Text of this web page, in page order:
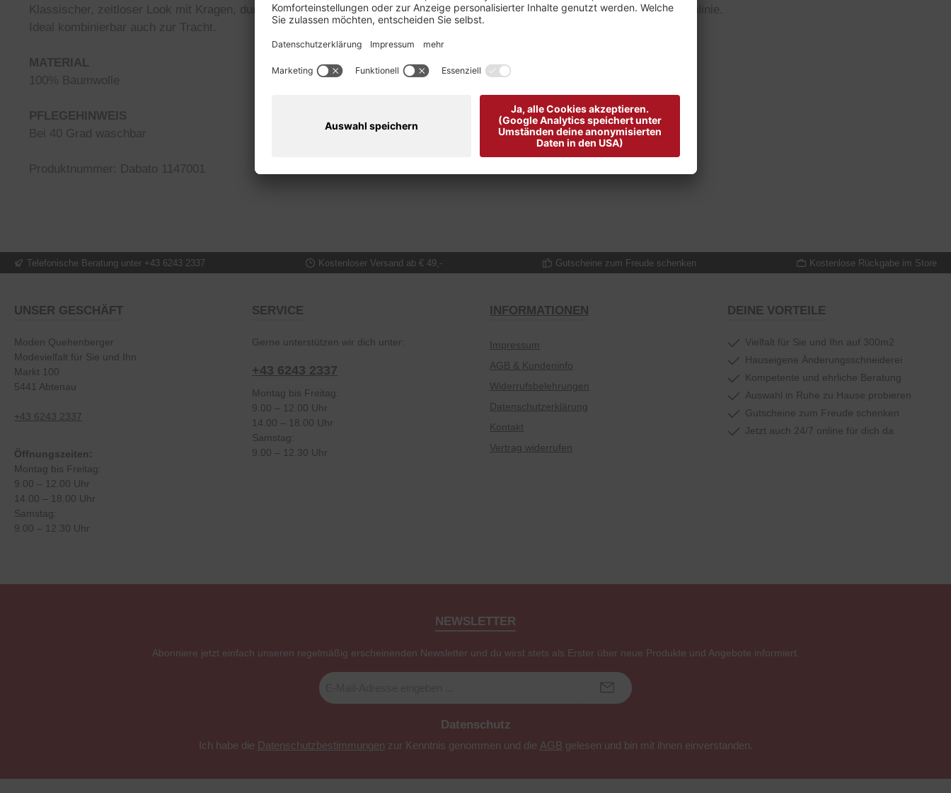
Klassischer, zeitloser Look mit Kragen, durchgehender Knopfleiste, Rückenabnähern und einer markant geschwungenen Saumlinie.
Ideal kombinierbar auch zur Tracht.
MATERIAL
100% Baumwolle
PFLEGEHINWEIS
Bei 40 Grad waschbar
Produktnummer: Dabato 1147001
Telefonische Beratung unter +43 6243 2337 Kostenloser Versand ab € 49,- Gutscheine zum Freude schenken Kostenlose Rückgabe im Store
SERVICE
Gerne unterstützen wir dich unter:
+43 6243 2337
Montag bis Freitag:
9.00 – 12.00 Uhr
14.00 – 18.00 Uhr
Samstag:
9.00 – 12.30 Uhr
INFORMATIONEN
Impressum
AGB & Kundeninfo
Widerrufsbelehrungen
Datenschutzerklärung
Kontakt
Vertrag widerrufen
UNSER GESCHÄFT
Moden Quehenberger
Modevielfalt für Sie und Ihn
Markt 100
5441 Abtenau
+43 6243 2337
Öffnungszeiten:
Montag bis Freitag:
9.00 – 12.00 Uhr
14.00 – 18.00 Uhr
Samstag:
9.00 – 12.30 Uhr
DEINE VORTEILE
Vielfalt für Sie und Ihn auf 300m2
Hauseigene Änderungsschneiderei
Kompetente und ehrliche Beratung
Auswahl in Ruhe zu Hause probieren
Gutscheine zum Freude schenken
Jetzt auch 24/7 online für dich da
NEWSLETTER
Abonniere jetzt einfach unseren regelmäßig erscheinenden Newsletter und du wirst stets als Erster über neue Produkte und Angebote informiert.
E-
Mail-
Datenschutz
Ich habe die Datenschutzbestimmungen zur Kenntnis genommen und die AGB gelesen und bin mit ihnen einverstanden.